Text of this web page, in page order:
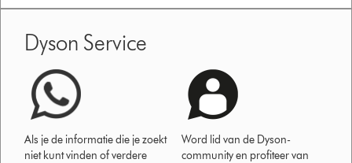
Dyson Service
Als je de informatie die je zoekt
niet kunt vinden of verdere
Word lid van de Dyson-
community en profiteer van